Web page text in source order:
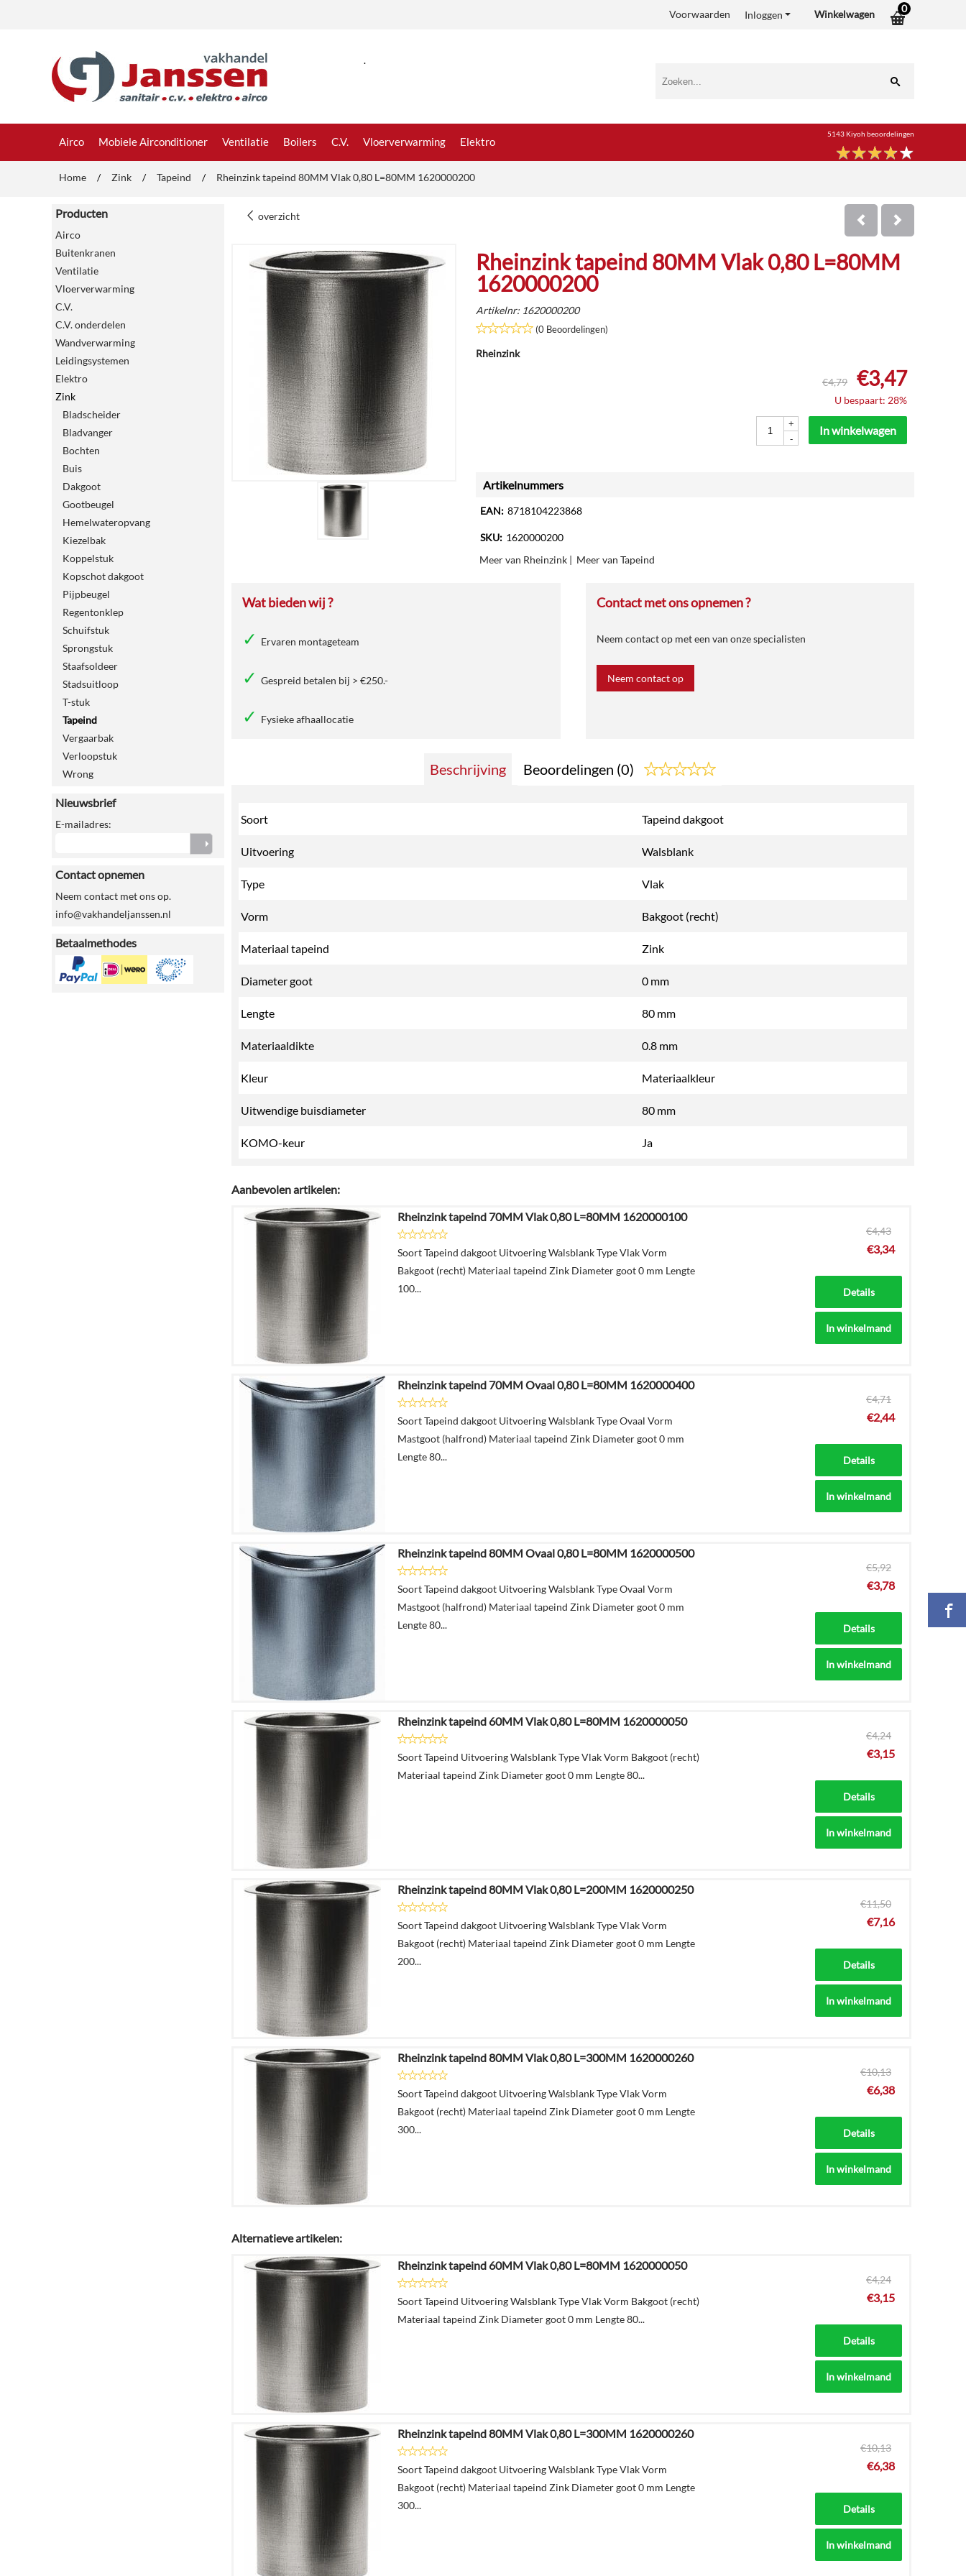
Winkelwagen 0
Inloggen
Voorwaarden
.
Airco Mobiele Airconditioner Ventilatie Boilers C.V. Vloerverwarming Elektro
5143 Kiyoh beoordelingen
★★★★★
★★★★★
Home / Zink / Tapeind / Rheinzink tapeind 80MM Vlak 0,80 L=80MM 1620000200
Producten
Airco
Buitenkranen
Ventilatie
Vloerverwarming
C.V.
C.V. onderdelen
Wandverwarming
Leidingsystemen
Elektro
Zink
Bladscheider
Bladvanger
Bochten
Buis
Dakgoot
Gootbeugel
Hemelwateropvang
Kiezelbak
Koppelstuk
Kopschot dakgoot
Pijpbeugel
Regentonklep
Schuifstuk
Sprongstuk
Staafsoldeer
Stadsuitloop
T-stuk
Tapeind
Vergaarbak
Verloopstuk
Wrong
Nieuwsbrief
E-mailadres:
Contact opnemen
Neem contact met ons op.
info@vakhandeljanssen.nl
Betaalmethodes
overzicht
Rheinzink tapeind 80MM Vlak 0,80 L=80MM
1620000200
Artikelnr: 1620000200
(0 Beoordelingen)
Rheinzink
€4,79 €3,47
U bespaart: 28%
+
-
In winkelwagen
Artikelnummers
EAN: 8718104223868
SKU: 1620000200
Meer van Rheinzink | Meer van Tapeind
Wat bieden wij ?
Ervaren montageteam
Gespreid betalen bij > €250.-
Fysieke afhaallocatie
Contact met ons opnemen ?
Neem contact op met een van onze specialisten
Neem contact op
Beschrijving Beoordelingen (0)
Soort Tapeind dakgoot
Uitvoering Walsblank
Type Vlak
Vorm Bakgoot (recht)
Materiaal tapeind Zink
Diameter goot 0 mm
Lengte 80 mm
Materiaaldikte 0.8 mm
Kleur Materiaalkleur
Uitwendige buisdiameter 80 mm
KOMO-keur Ja
Aanbevolen artikelen:
Rheinzink tapeind 70MM Vlak 0,80 L=80MM 1620000100
Soort Tapeind dakgoot Uitvoering Walsblank Type Vlak Vorm
Bakgoot (recht) Materiaal tapeind Zink Diameter goot 0 mm Lengte
100...
€4,43
€3,34
Details
In winkelmand
Rheinzink tapeind 70MM Ovaal 0,80 L=80MM 1620000400
Soort Tapeind dakgoot Uitvoering Walsblank Type Ovaal Vorm
Mastgoot (halfrond) Materiaal tapeind Zink Diameter goot 0 mm
Lengte 80...
€4,71
€2,44
Details
In winkelmand
Rheinzink tapeind 80MM Ovaal 0,80 L=80MM 1620000500
Soort Tapeind dakgoot Uitvoering Walsblank Type Ovaal Vorm
Mastgoot (halfrond) Materiaal tapeind Zink Diameter goot 0 mm
Lengte 80...
€5,92
€3,78
Details
In winkelmand
Rheinzink tapeind 60MM Vlak 0,80 L=80MM 1620000050
Soort Tapeind Uitvoering Walsblank Type Vlak Vorm Bakgoot (recht)
Materiaal tapeind Zink Diameter goot 0 mm Lengte 80...
€4,24
€3,15
Details
In winkelmand
Rheinzink tapeind 80MM Vlak 0,80 L=200MM 1620000250
Soort Tapeind dakgoot Uitvoering Walsblank Type Vlak Vorm
Bakgoot (recht) Materiaal tapeind Zink Diameter goot 0 mm Lengte
200...
€11,50
€7,16
Details
In winkelmand
Rheinzink tapeind 80MM Vlak 0,80 L=300MM 1620000260
Soort Tapeind dakgoot Uitvoering Walsblank Type Vlak Vorm
Bakgoot (recht) Materiaal tapeind Zink Diameter goot 0 mm Lengte
300...
€10,13
€6,38
Details
In winkelmand
Alternatieve artikelen:
Rheinzink tapeind 60MM Vlak 0,80 L=80MM 1620000050
Soort Tapeind Uitvoering Walsblank Type Vlak Vorm Bakgoot (recht)
Materiaal tapeind Zink Diameter goot 0 mm Lengte 80...
€4,24
€3,15
Details
In winkelmand
Rheinzink tapeind 80MM Vlak 0,80 L=300MM 1620000260
Soort Tapeind dakgoot Uitvoering Walsblank Type Vlak Vorm
Bakgoot (recht) Materiaal tapeind Zink Diameter goot 0 mm Lengte
300...
€10,13
€6,38
Details
In winkelmand